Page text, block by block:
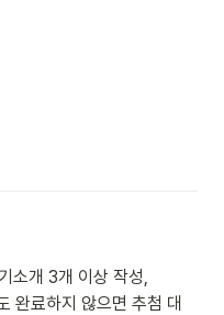
소개 3개 이상 작성,
완료하지 않으면 추첨 대